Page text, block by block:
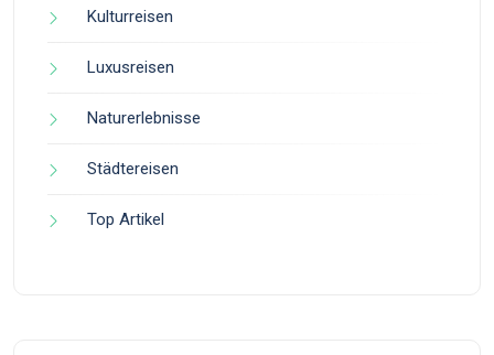
Kulturreisen
Luxusreisen
Naturerlebnisse
Städtereisen
Top Artikel